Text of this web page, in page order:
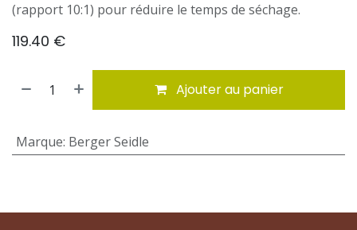
(rapport 10:1) pour réduire le temps de séchage.
119.40 €
Ajouter au panier
Marque: Berger Seidle